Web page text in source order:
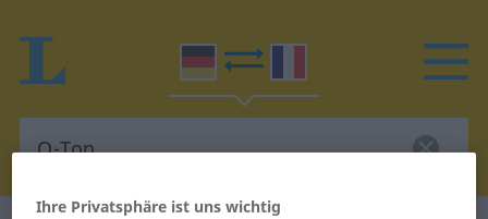
Ihre Privatsphäre ist uns wichtig